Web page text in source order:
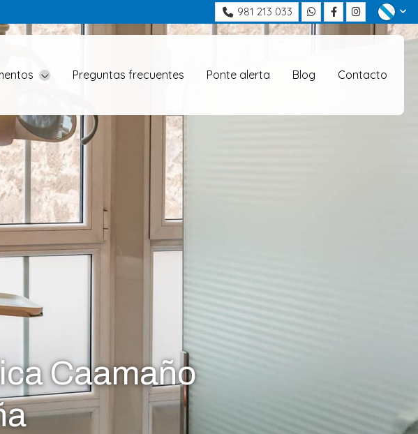
981 213 033
Preguntas frecuentes Ponte alerta Blog Contacto
Caamaño